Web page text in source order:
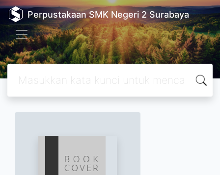
Perpustakaan SMK Negeri 2 Surabaya